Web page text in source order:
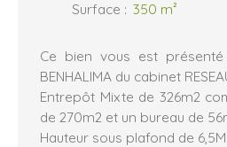
Surface : 350 m²
Ce bien vous est
BENHALIMA du cabinet
Entrepôt Mixte de 326m2
de 270m2 et un bureau de
Hauteur sous plafond de 6,5M